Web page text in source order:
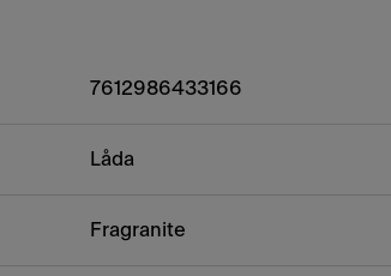
7612986433166
Låda
Fragranite